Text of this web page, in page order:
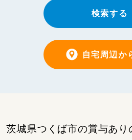
検索する
自宅周辺か
茨城県つくば市の賞与あり